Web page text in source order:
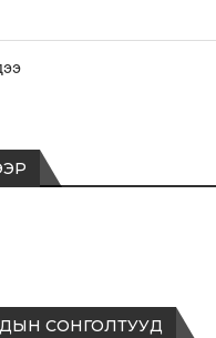
СОНГОЛТУУД